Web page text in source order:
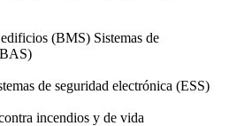
(BMS) Sistemas de
de seguridad electrónica (ESS)
incendios y de vida